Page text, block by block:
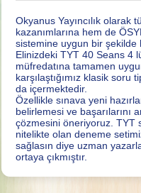
Okyanus Yayıncılık olarak
kazanımlarına hem de
sistemine uygun bir şekilde
Elinizdeki TYT 40 Seans 4
müfredatına tamamen
karşılaştığımız klasik soru
da içermektedir.
Özellikle sınava yeni
belirlemesi ve başarılarını
çözmesini öneriyoruz. TYT
nitelikte olan deneme
sağlasın diye uzman
ortaya çıkmıştır.